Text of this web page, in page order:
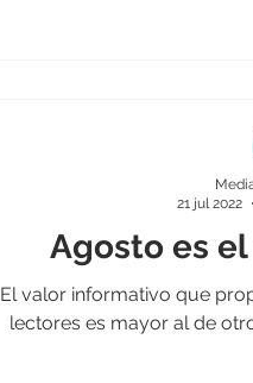
Agosto es
El valor informativo que
lectores es mayor al de
21 jul 2022